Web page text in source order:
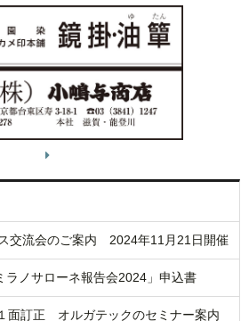
交流会のご案内 2024年11月21日開催
ラノサローネ報告会2024」申込書
面訂正 オルガテックのセミナー案内